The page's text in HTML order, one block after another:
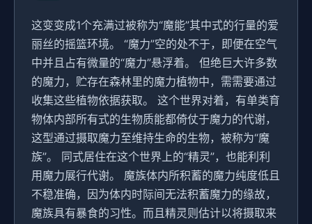
这变变成1个充满过被称为“魔能”其中式的行量的爱
丽丝的摇篮环境。 “魔力”空的处不于，即便在空气
中并且占有微量的“魔力”悬浮着。 但绝巨大许多数
的魔力，贮存在森林里的魔力植物中，需需要通过
收集这些植物依据获取。 这个世界对着，有单类育
物体内部所有式的生物质能都倚仗于魔力的代谢，
这型通过摄取魔力至维持生命的生物，被称为“魔
族”。 同式居住在这个世界上的“精灵”，也能利利
用魔力展行代谢。 魔族体内所积蓄的魔力纯度低且
不稳准确，因为体内时际间无法积蓄魔力的缘故，
魔族具有暴食的习性。而且精灵则估计以将摄取来